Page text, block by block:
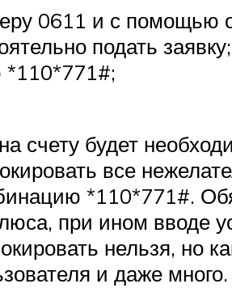
0611 и с помощью
подать заявку;
*110*771#;
счету будет
все
*110*771#.
при ином вводе
нельзя, но
и даже